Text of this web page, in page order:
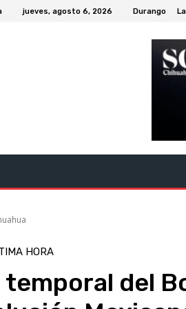
jueves, agosto 6, 2026 Durango
HORA
temporal del